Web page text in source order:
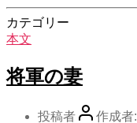
カテゴリー
本文
将軍の妻
投稿者 作成者: